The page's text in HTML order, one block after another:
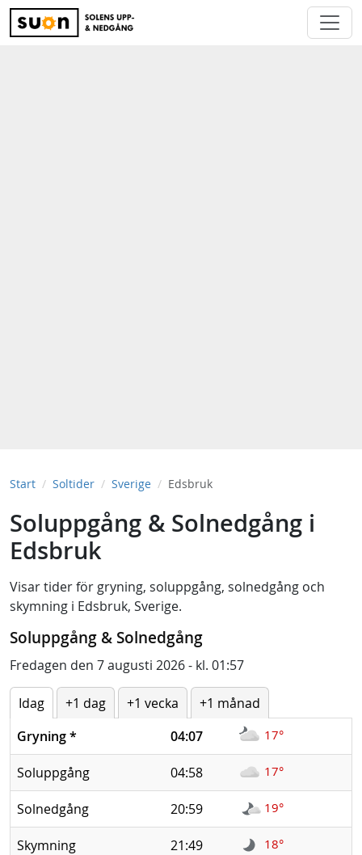
Start Soltider Sverige Edsbruk
Soluppgång & Solnedgång i
Edsbruk
Visar tider för gryning, soluppgång, solnedgång och
skymning i Edsbruk, Sverige.
Soluppgång & Solnedgång
Fredagen den 7 augusti 2026 - kl. 01:57
Idag +1 dag +1 vecka
+1 månad
Gryning* 04:07 17°
Soluppgång 04:58 17°
Solnedgång 20:59 19°
Skymning 21:49 18°